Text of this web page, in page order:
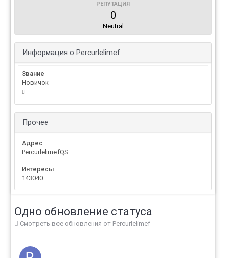
РЕПУТАЦИЯ
0
Neutral
Информация о Percurlelimef
Звание
Новичок
Прочее
Адрес
PercurlelimefQS
Интересы
143040
Одно обновление статуса
Смотреть все обновления от Percurlelimef